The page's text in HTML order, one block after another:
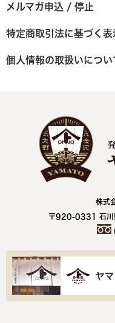
メルマガ申込 / 停止
特定商取引法に基づく表
個人情報の取扱いについ
株式
〒920-0331 石川